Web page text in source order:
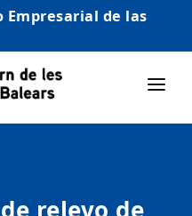
Empresarial de las